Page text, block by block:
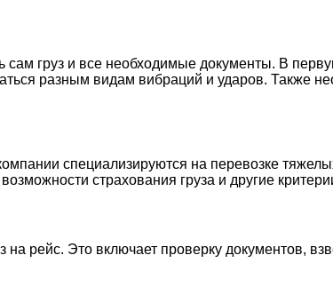
сам груз и все необходимые документы. В
разным видам вибраций и ударов. Также
специализируются на перевозке
страхования груза и другие
рейс. Это включает проверку документов,